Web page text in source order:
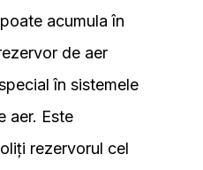
acumula în
de aer
în sistemele
aer. Este
rezervorul cel